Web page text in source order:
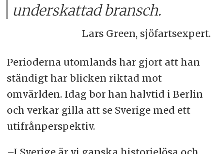
underskattad bransch.
Lars Green, sjöfartsexpert.
Perioderna utomlands har gjort att han
ständigt har blicken riktad mot
omvärlden. Idag bor han halvtid i Berlin
och verkar gilla att se Sverige med ett
utifrånperspektiv.
–I Sverige är vi ganska historielösa och